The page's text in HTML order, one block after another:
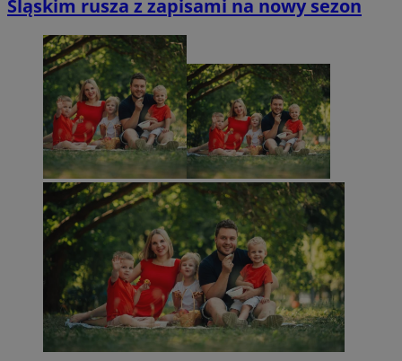
Śląskim rusza z zapisami na nowy sezon